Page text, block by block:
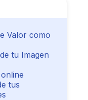
Valor como
tu Imagen
tus